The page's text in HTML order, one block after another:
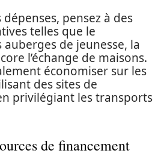
pensez à des
telles que le
de jeunesse, la
l’échange de maisons.
économiser sur les
des sites de
privilégiant les transports
de financement